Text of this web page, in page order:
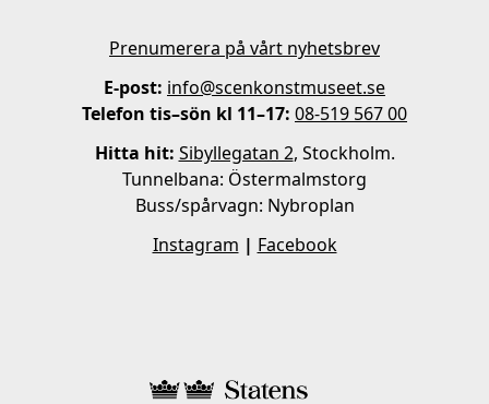
Prenumerera på vårt nyhetsbrev
E-post: info@scenkonstmuseet.se
Telefon tis–sön kl 11–17: 08-519 567 00
Hitta hit: Sibyllegatan 2, Stockholm.
Tunnelbana: Östermalmstorg
Buss/spårvagn: Nybroplan
Instagram | Facebook